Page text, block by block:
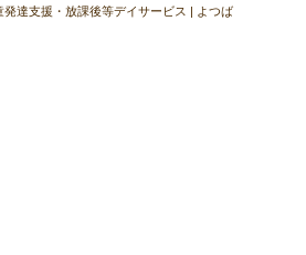
発達支援・放課後等デイサービス | よつば